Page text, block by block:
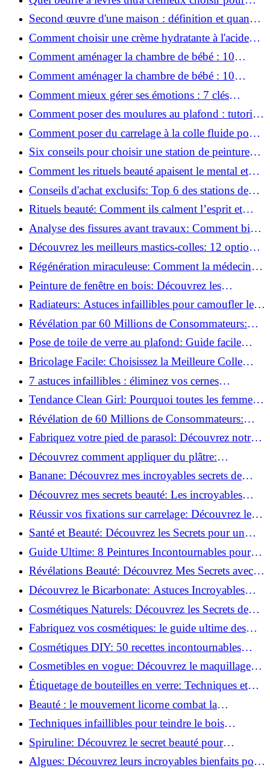
lèvres sèches et gercées?
Second œuvre d'une maison : définition et quand
le réaliser
Comment choisir une crème hydratante à l'acide
hyaluronique et niacinamide ?
Comment aménager la chambre de bébé : 10
conseils sécurité, déco et rangement
Comment aménager la chambre de bébé : 10
conseils sécurité, déco et rangement
Comment mieux gérer ses émotions : 7 clés
pratiques
Comment poser des moulures au plafond : tutoriel
vidéo pas à pas ?
Comment poser du carrelage à la colle fluide pour
un rendu professionnel ?
Six conseils pour choisir une station de peinture
basse pression
Comment les rituels beauté apaisent le mental et
créent des moments pour soi ?
Conseils d'achat exclusifs: Top 6 des stations de
peinture basse pression incontournables!
Rituels beauté: Comment ils calment l’esprit et
chouchoutent votre âme!
Analyse des fissures avant travaux: Comment bien
préparer vos surfaces!
Découvrez les meilleurs mastics-colles: 12 options
dès 6,70 €!
Régénération miraculeuse: Comment la médecine
régénérative peut restaurer votre confiance!
Peinture de fenêtre en bois: Découvrez les
techniques infaillibles pour un résultat parfait!
Radiateurs: Astuces infaillibles pour camoufler les
tuyaux apparents!
Révélation par 60 Millions de Consommateurs:
Découvrez le sérum anti-rides numéro un!
Pose de toile de verre au plafond: Guide facile
pour débutants!
Bricolage Facile: Choisissez la Meilleure Colle
pour Chaque Matériau!
7 astuces infaillibles : éliminez vos cernes
rapidement !
Tendance Clean Girl: Pourquoi toutes les femmes
l'adoptent?
Révélation de 60 Millions de Consommateurs:
Découvrez le meilleur fond de teint pour votre
peau!
Fabriquez votre pied de parasol: Découvrez notre
tutoriel facile !
Découvrez comment appliquer du plâtre:
Techniques pour un mur intérieur parfait!
Banane: Découvrez mes incroyables secrets de
beauté!
Découvrez mes secrets beauté: Les incroyables
vertus du curcuma!
Réussir vos fixations sur carrelage: Découvrez les
astuces infaillibles !
Santé et Beauté: Découvrez les Secrets pour un
Bien-être Optimal!
Guide Ultime: 8 Peintures Incontournables pour
Bois Extérieurs!
Révélations Beauté: Découvrez Mes Secrets avec le
Thé Vert Matcha!
Découvrez le Bicarbonate: Astuces Incroyables
pour Votre Quotidien!
Cosmétiques Naturels: Découvrez les Secrets de
Beauté Éco-responsables!
Fabriquez vos cosmétiques: le guide ultime des
produits de beauté maison!
Cosmétiques DIY: 50 recettes incontournables
pour sublimer votre beauté naturelle!
Cosmetibles en vogue: Découvrez le maquillage
100% comestible!
Étiquetage de bouteilles en verre: Techniques et
astuces incontournables!
Beauté : le mouvement licorne combat la
surconsommation !
Techniques infaillibles pour teindre le bois
naturellement: Découvrez comment!
Spiruline: Découvrez le secret beauté pour
revitaliser les peaux fatiguées!
Algues: Découvrez leurs incroyables bienfaits pour